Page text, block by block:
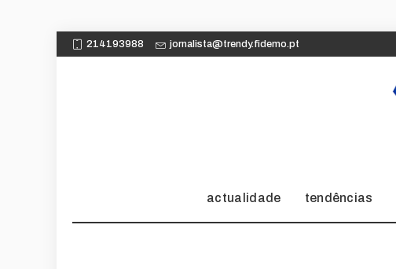
214193988 jornalista@trendy.fidemo.pt
actualidade tendências